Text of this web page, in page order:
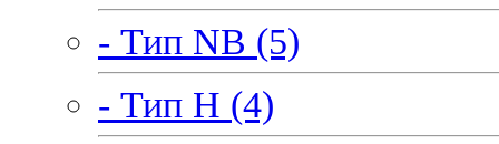
- Тип NB (5)
- Тип H (4)